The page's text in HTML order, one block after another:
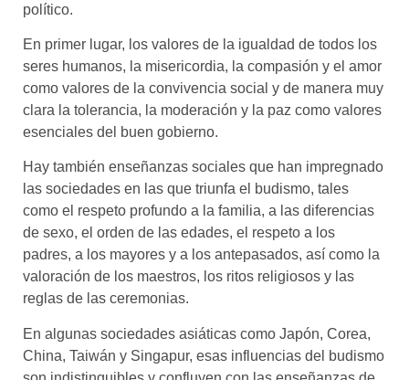
político.
En primer lugar, los valores de la igualdad de todos los
seres humanos, la misericordia, la compasión y el amor
como valores de la convivencia social y de manera muy
clara la tolerancia, la moderación y la paz como valores
esenciales del buen gobierno.
Hay también enseñanzas sociales que han impregnado
las sociedades en las que triunfa el budismo, tales
como el respeto profundo a la familia, a las diferencias
de sexo, el orden de las edades, el respeto a los
padres, a los mayores y a los antepasados, así como la
valoración de los maestros, los ritos religiosos y las
reglas de las ceremonias.
En algunas sociedades asiáticas como Japón, Corea,
China, Taiwán y Singapur, esas influencias del budismo